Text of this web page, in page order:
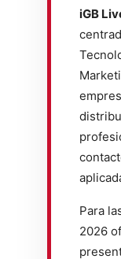
iGB
Para
2026